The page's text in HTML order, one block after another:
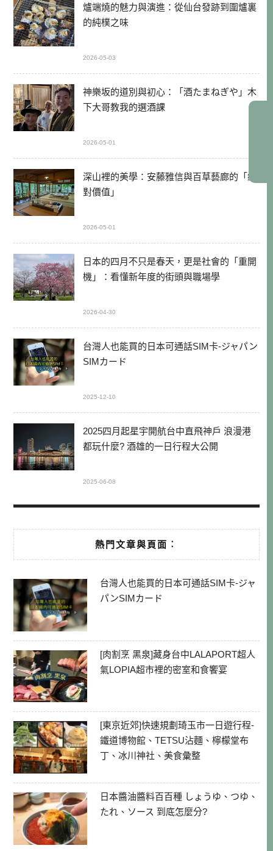
爐端燒的魅力與演進：從仙台發跡到圍爐裏
的純樸之味
2026-05-03
神樂坂的道別與初心：「酒たまねぎや」木
下大哥教我的選酒課
2026-05-01
深山裡的美學：安藤雅信與百草藝廊的「絕
對價值」
2026-05-01
日本的四月不只是春天，更是社會的「重開
機」：看懂新年度的街頭與職場學
2026-04-30
台灣人也能買的日本可通話SIM卡-ジャパン
SIMカード
2025-12-10
2025四月起星宇開航台中直飛神戶 浪漫港
都玩什麼? 酒雄的一日行程大公開
2025-06-08
熱門文章與頁面︰
台灣人也能買的日本可通話SIM卡-ジャ
パンSIMカード
[肉割烹 黑泉]藏身台中LALAPORT超人
氣LOPIA超市裡的密室和食饗宴
[東京近郊]快速規劃琦玉市一日遊行程-
鐵道博物館、TETSU沾麵、檸檬堂布
丁、冰川神社、美食彙整
日本醬油醬料百百種 しょうゆ、つゆ、
たれ、ソース 到底怎麼分?